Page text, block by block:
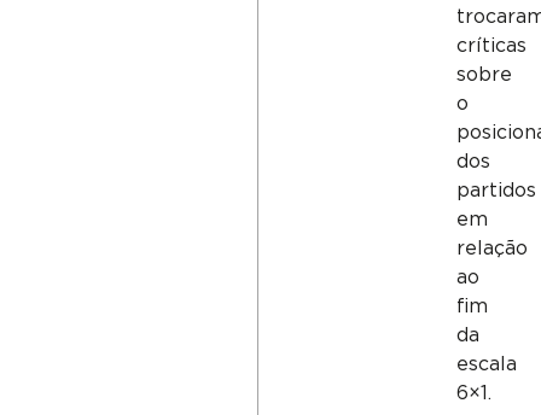
críticas
sobre
o
dos
partidos
em
relação
ao
fim
da
escala
6×1.